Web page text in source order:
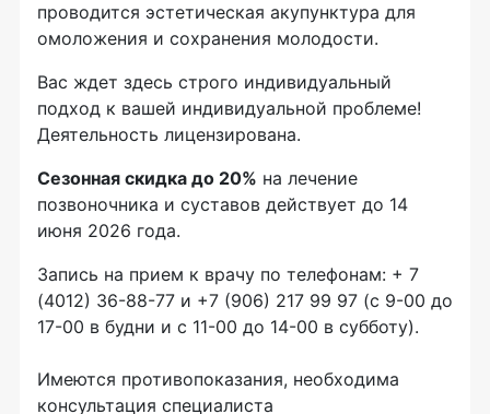
проводится эстетическая акупунктура для
омоложения и сохранения молодости.
Вас ждет здесь строго индивидуальный
подход к вашей индивидуальной проблеме!
Деятельность лицензирована.
Сезонная скидка до 20% на лечение
позвоночника и суставов действует до 14
июня 2026 года.
Запись на прием к врачу по телефонам: + 7
(4012) 36-88-77 и +7 (906) 217 99 97 (с 9-00 до
17-00 в будни и с 11-00 до 14-00 в субботу).
Имеются противопоказания, необходима
консультация специалиста